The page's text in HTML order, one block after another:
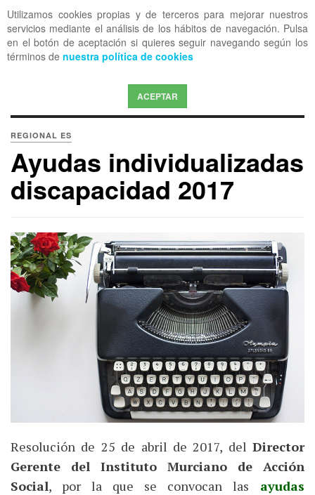
Utilizamos cookies propias y de terceros para mejorar nuestros
servicios mediante el análisis de los hábitos de navegación. Pulsa
en el botón de aceptación si quieres seguir navegando según los
términos de nuestra política de cookies
ACEPTAR
OFF CANVAS
REGIONAL ES
Ayudas individualizadas
discapacidad 2017
Resolución de 25 de abril de 2017, del Director
Gerente del Instituto Murciano de Acción
Social, por la que se convocan las ayudas